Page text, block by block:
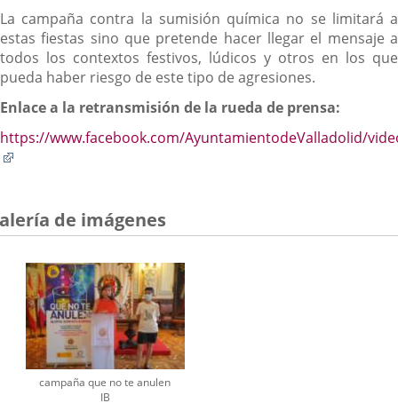
La campaña contra la sumisión química no se limitará a
estas fiestas sino que pretende hacer llegar el mensaje a
todos los contextos festivos, lúdicos y otros en los que
pueda haber riesgo de este tipo de agresiones.
Enlace a la retransmisión de la rueda de prensa:
https://www.facebook.com/AyuntamientodeValladolid/
aplicación
externa.
de imágenes
campaña que no te anulen
IB